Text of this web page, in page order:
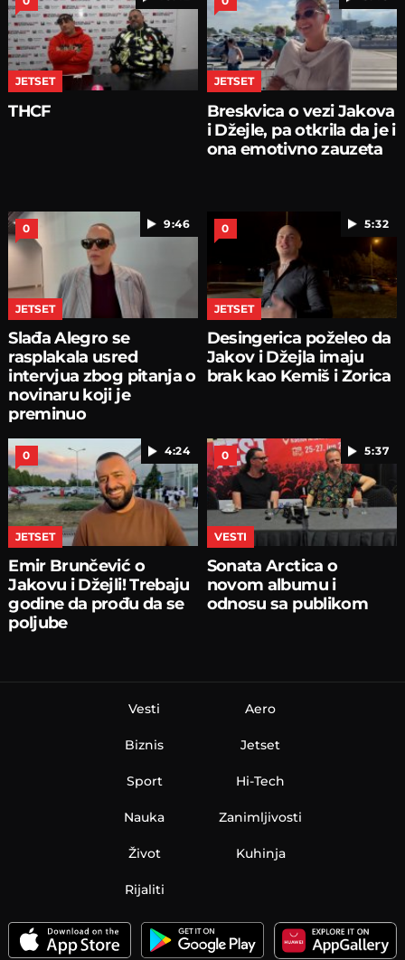
JETSET
THCF
JETSET
Breskvica o vezi Jakova
i Džejle, pa otkrila da je i
ona emotivno zauzeta
9:46
0
JETSET
Slađa Alegro se
rasplakala usred
intervjua zbog pitanja o
novinaru koji je
preminuo
5:32
0
JETSET
Desingerica poželeo da
Jakov i Džejla imaju
brak kao Kemiš i Zorica
4:24
0
JETSET
Emir Brunčević o
Jakovu i Džejli! Trebaju
godine da prođu da se
poljube
5:37
0
VESTI
Sonata Arctica o
novom albumu i
odnosu sa publikom
Vesti
Biznis
Sport
Nauka
Aero
Jetset
Hi-Tech
Zanimljivosti
Život Kuhinja
Rijaliti